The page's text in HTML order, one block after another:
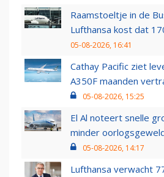
Raamstoeltje in de
Lufthansa kost dat
05-08-2026, 16:41
Cathay Pacific ziet
A350F maanden
05-08-2026, 15:25
El Al noteert snelle
minder
05-08-2026, 14:17
Lufthansa verwacht